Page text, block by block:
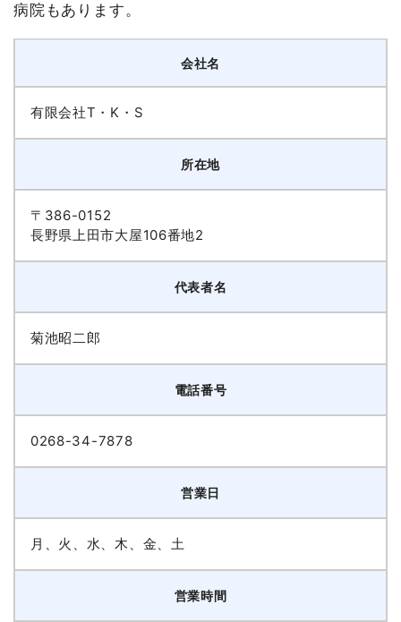
病院もあります。
会社名
有限会社T・K・S
所在地
〒386-0152
長野県上田市大屋106番地2
代表者名
菊池昭二郎
電話番号
0268-34-7878
営業日
月、火、水、木、金、土
営業時間